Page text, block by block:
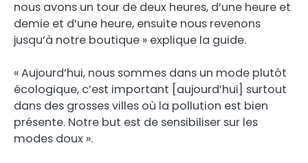
nous avons un tour de deux heures, d’une heure et
demie et d’une heure, ensuite nous revenons
jusqu’à notre boutique » explique la guide.
« Aujourd’hui, nous sommes dans un mode plutôt
écologique, c’est important [aujourd’hui] surtout
dans des grosses villes où la pollution est bien
présente. Notre but est de sensibiliser sur les
modes doux ».